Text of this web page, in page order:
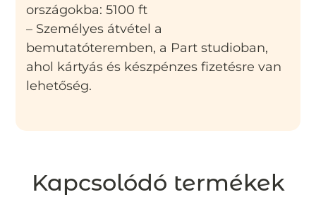
országokba: 5100 ft
– Személyes átvétel a
bemutatóteremben, a Part studioban,
ahol kártyás és készpénzes fizetésre van
lehetőség.
Kapcsolódó termékek